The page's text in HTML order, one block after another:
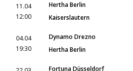
11.04
12:00
Hertha Berlin
Kaiserslautern
04.04
19:30
Dynamo Drezno
Hertha Berlin
Fortuna Düsseldorf